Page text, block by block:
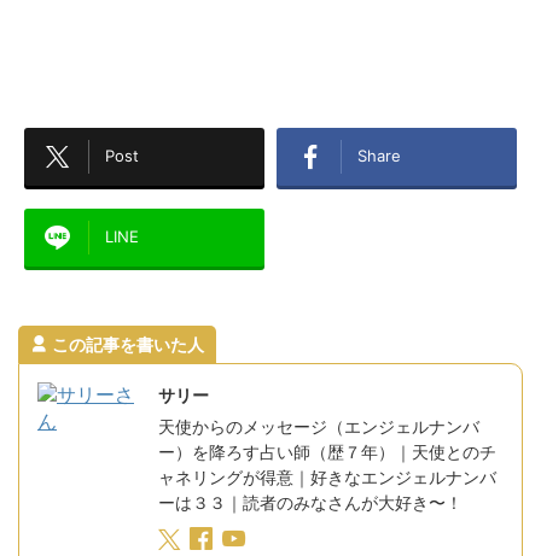
Post Share
LINE
この記事を書いた人
サリー
天使からのメッセージ（エンジェルナンバ
ー）を降ろす占い師（歴７年）｜天使とのチ
ャネリングが得意｜好きなエンジェルナンバ
ーは３３｜読者のみなさんが大好き〜！